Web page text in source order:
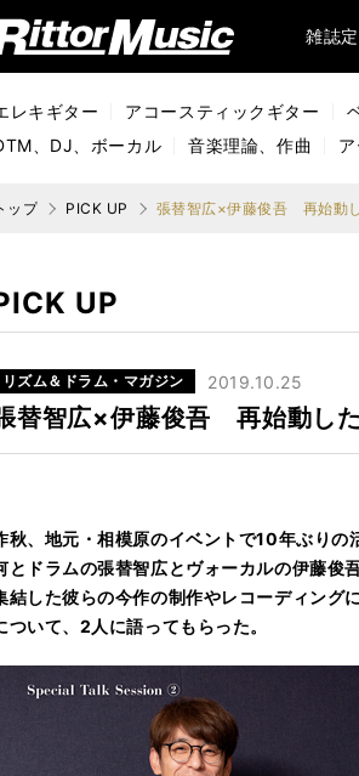
ク (Rittor Music) 雑誌
レキギター アコースティックギター
、DJ、ボーカル
音楽理論、作曲
ップ PICK UP 張替智広×伊藤俊吾 再始動
UP
リズム＆ドラム・マガジン 2019.10.25
替智広×伊藤俊吾 再始動し
秋、地元・相模原のイベントで10年ぶりの
とドラムの張替智広とヴォーカルの伊藤
結した彼らの今作の制作やレコーディング
ついて、2人に語ってもらった。